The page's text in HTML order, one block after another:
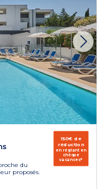
du
proposés.
150€ de
réduction
en réglant en
chèque
vacances*